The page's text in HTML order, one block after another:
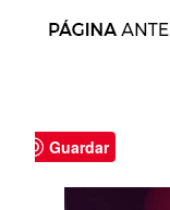
Guardar